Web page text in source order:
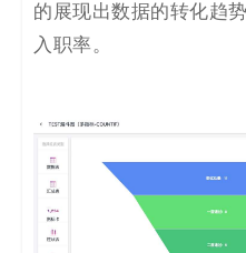
的展现出数据的转化趋
入职率。